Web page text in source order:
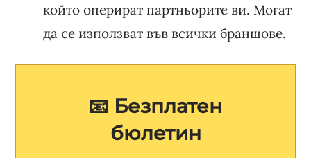
който оперират партньорите ви. Могат
да се използват във всички браншове.
📧 Безплатен
бюлетин